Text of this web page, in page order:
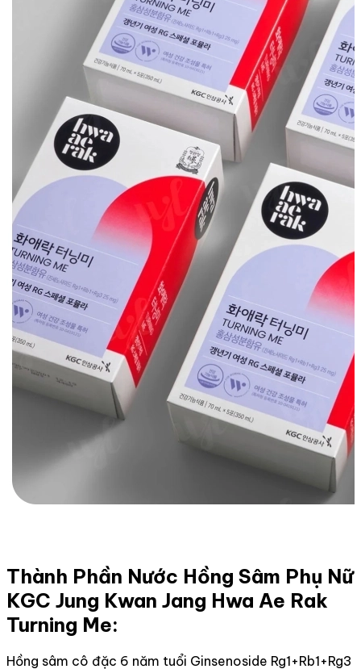
Thành Phần Nước Hồng Sâm Phụ Nữ
KGC Jung Kwan Jang Hwa Ae Rak
Turning Me:
Hồng sâm cô đặc 6 năm tuổi Ginsenoside Rg1+Rb1+Rg3